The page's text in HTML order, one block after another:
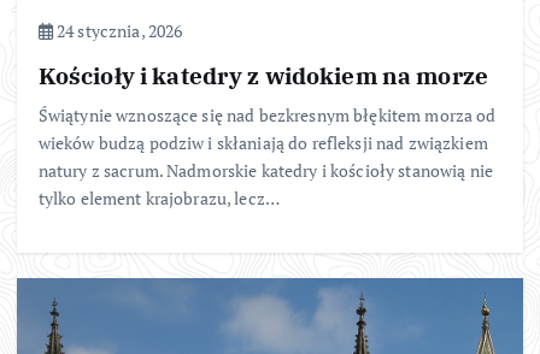
24 stycznia, 2026
Kościoły i katedry z widokiem na morze
Świątynie wznoszące się nad bezkresnym błękitem morza od
wieków budzą podziw i skłaniają do refleksji nad związkiem
natury z sacrum. Nadmorskie katedry i kościoły stanowią nie
tylko element krajobrazu, lecz…